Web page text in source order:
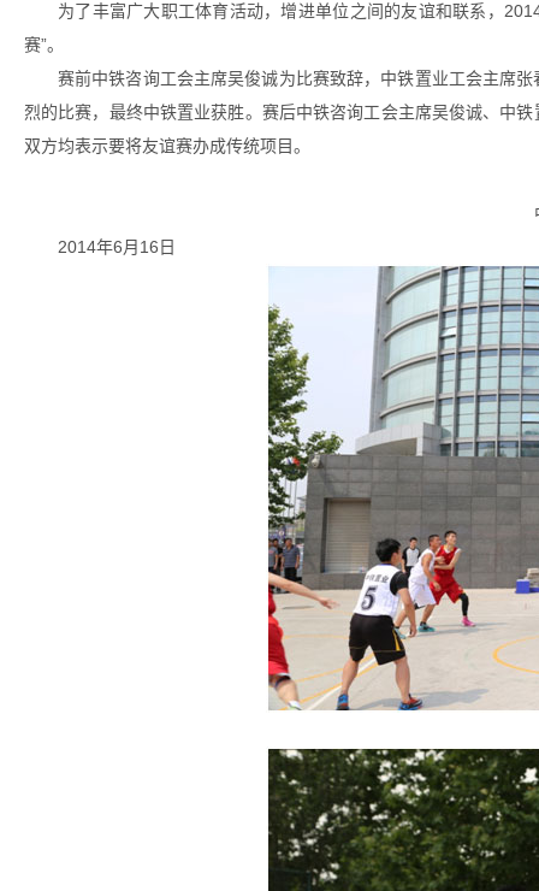
为了丰富广大职工体育活动，增进单位之间的友谊和联系，
赛”。
赛前中铁咨询工会主席吴俊诚为比赛致辞，中铁置业工会主席
烈的比赛，最终中铁置业获胜。赛后中铁咨询工会主席吴俊诚、中
双方均表示要将友谊赛办成传统项目。
2014年6月16日